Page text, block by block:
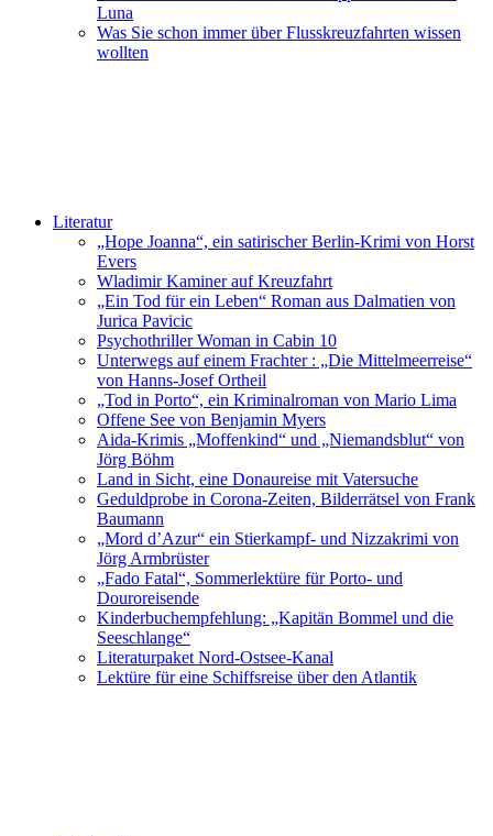
Luna
Was Sie schon immer über Flusskreuzfahrten wissen
wollten
Literatur
„Hope Joanna“, ein satirischer Berlin-Krimi von Horst
Evers
Wladimir Kaminer auf Kreuzfahrt
„Ein Tod für ein Leben“ Roman aus Dalmatien von
Jurica Pavicic
Psychothriller Woman in Cabin 10
Unterwegs auf einem Frachter : „Die Mittelmeerreise“
von Hanns-Josef Ortheil
„Tod in Porto“, ein Kriminalroman von Mario Lima
Offene See von Benjamin Myers
Aida-Krimis „Moffenkind“ und „Niemandsblut“ von
Jörg Böhm
Land in Sicht, eine Donaureise mit Vatersuche
Geduldprobe in Corona-Zeiten, Bilderrätsel von Frank
Baumann
„Mord d’Azur“ ein Stierkampf- und Nizzakrimi von
Jörg Armbrüster
„Fado Fatal“, Sommerlektüre für Porto- und
Douroreisende
Kinderbuchempfehlung: „Kapitän Bommel und die
Seeschlange“
Literaturpaket Nord-Ostsee-Kanal
Lektüre für eine Schiffsreise über den Atlantik